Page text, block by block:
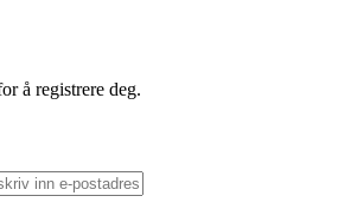
å registrere deg.